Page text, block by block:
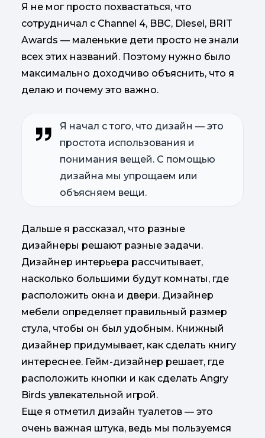
Я не мог просто похвастаться, что
сотрудничал с Channel 4, BBC, Diesel, BRIT
Awards — маленькие дети просто не знали
всех этих названий. Поэтому нужно было
максимально доходчиво объяснить, что я
делаю и почему это важно.
Я начал с того, что дизайн — это
простота использования и
понимания вещей. С помощью
дизайна мы упрощаем или
объясняем вещи.
Дальше я рассказал, что разные
дизайнеры решают разные задачи.
Дизайнер интерьера рассчитывает,
насколько большими будут комнаты, где
расположить окна и двери. Дизайнер
мебели определяет правильный размер
стула, чтобы он был удобным. Книжный
дизайнер придумывает, как сделать книгу
интереснее. Гейм-дизайнер решает, где
расположить кнопки и как сделать Angry
Birds увлекательной игрой.
Еще я отметил дизайн туалетов — это
очень важная штука, ведь мы пользуемся